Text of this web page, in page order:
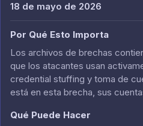
18 de mayo de 2026
Por Qué Esto Importa
Los archivos de brechas
que los atacantes usan
credential stuffing y toma de
está en esta brecha, sus
Qué Puede Hacer